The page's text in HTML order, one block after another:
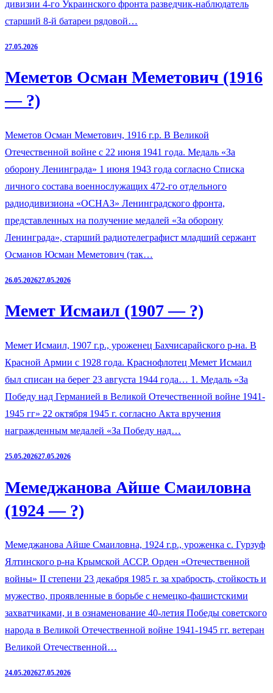
дивизии 4-го Украинского фронта разведчик-наблюдатель
старший 8-й батареи рядовой…
27.05.2026
Меметов Осман Меметович (1916
— ?)
Меметов Осман Меметович, 1916 г.р. В Великой
Отечественной войне с 22 июня 1941 года. Медаль «За
оборону Ленинграда» 1 июня 1943 года согласно Списка
личного состава военнослужащих 472-го отдельного
радиодивизиона «ОСНАЗ» Ленинградского фронта,
представленных на получение медалей «За оборону
Ленинграда», старший радиотелеграфист младший сержант
Османов Юсман Меметович (так…
26.05.202627.05.2026
Мемет Исмаил (1907 — ?)
Мемет Исмаил, 1907 г.р., уроженец Бахчисарайского р-на. В
Красной Армии с 1928 года. Краснофлотец Мемет Исмаил
был списан на берег 23 августа 1944 года… 1. Медаль «За
Победу над Германией в Великой Отечественной войне 1941-
1945 гг» 22 октября 1945 г. согласно Акта вручения
награжденным медалей «За Победу над…
25.05.202627.05.2026
Мемеджанова Айше Смаиловна
(1924 — ?)
Мемеджанова Айше Смаиловна, 1924 г.р., уроженка с. Гурзуф
Ялтинского р-на Крымской АССР. Орден «Отечественной
войны» II степени 23 декабря 1985 г. за храбрость, стойкость и
мужество, проявленные в борьбе с немецко-фашистскими
захватчиками, и в ознаменование 40-летия Победы советского
народа в Великой Отечественной войне 1941-1945 гг. ветеран
Великой Отечественной…
24.05.202627.05.2026